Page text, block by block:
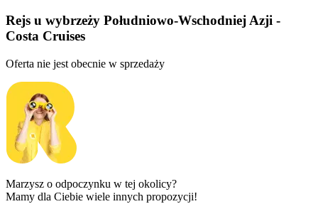
Rejs u wybrzeży Południowo-Wschodniej Azji -
Costa Cruises
Oferta nie jest obecnie w sprzedaży
Marzysz o odpoczynku w tej okolicy?
Mamy dla Ciebie wiele innych propozycji!